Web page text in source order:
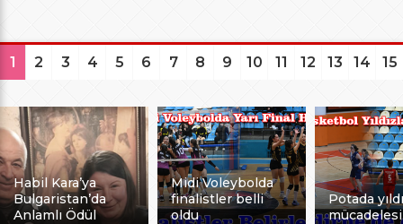
1 2 3 4 5 6 7 8 9 10 11 12 13 14 15
Habil Kara’ya
Bulgaristan’da
Anlamlı Ödül
Midi Voleybolda
finalistler belli
oldu
Potada
mücadelesi